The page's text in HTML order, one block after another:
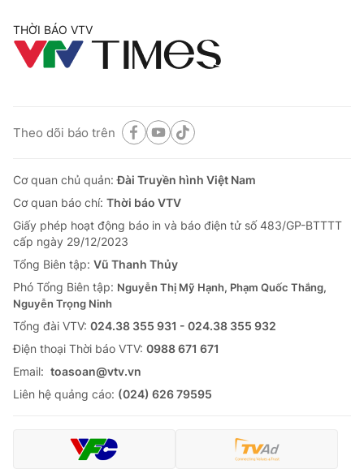
THỜI BÁO VTV
Theo dõi báo trên
Cơ quan chủ quản:Đài Truyền hình Việt Nam
Cơ quan báo chí: Thời báo VTV
Giấy phép hoạt động báo in và báo điện tử số 483/GP-BTTTT
cấp ngày 29/12/2023
Tổng Biên tập: Vũ Thanh Thủy
Phó Tổng Biên tập: Nguyễn Thị Mỹ Hạnh, Phạm Quốc Thắng,
Nguyễn Trọng Ninh
Tổng đài VTV: 024.38 355 931 - 024.38 355 932
Ðiện thoại Thời báo VTV: 0988 671 671
Email: toasoan@vtv.vn
Liên hệ quảng cáo: (024) 626 79595